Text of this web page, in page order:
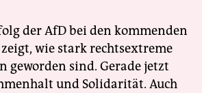
der AfD bei den kommenden
wie stark rechtsextreme
geworden sind. Gerade jetzt
und Solidarität. Auch